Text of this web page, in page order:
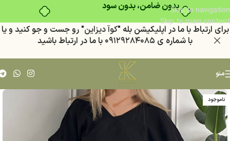
بدون ضامن، بدون سودSkip to navigation
Skip to main content
براي ارتباط با ما در اپليكيشن بله "كوآ ديزاين" رو جست و جو كنيد و يا
با شماره ي ٠٩١٢٩٢٨٤٠٨٥ با ما در ارتباط باشيد
منو
ناموجود